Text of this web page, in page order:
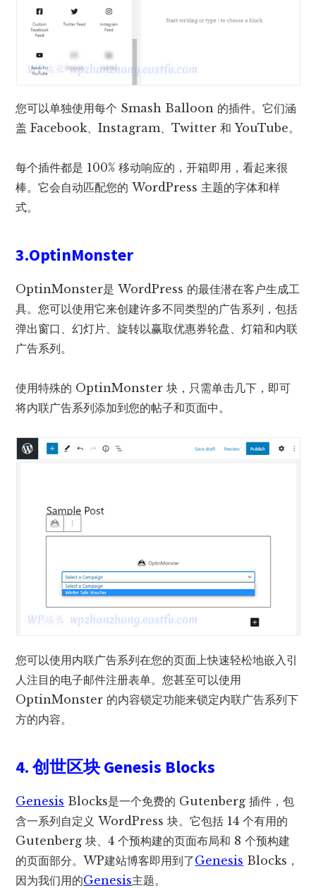
您可以单独使用每个 Smash Balloon 的插件。它们涵
盖 Facebook、Instagram、Twitter 和 YouTube。
每个插件都是 100% 移动响应的，开箱即用，看起来很
棒。它会自动匹配您的 WordPress 主题的字体和样
式。
3.OptinMonster
OptinMonster是 WordPress 的最佳潜在客户生成工
具。您可以使用它来创建许多不同类型的广告系列，包括
弹出窗口、幻灯片、旋转以赢取优惠券轮盘、灯箱和内联
广告系列。
使用特殊的 OptinMonster 块，只需单击几下，即可
将内联广告系列添加到您的帖子和页面中。
您可以使用内联广告系列在您的页​​面上快速轻松地嵌入引
人注目的电子邮件注册表单。您甚至可以使用
OptinMonster 的内容锁定功能来锁定内联广告系列下
方的内容。
4. 创世区块 Genesis Blocks
Genesis Blocks是一个免费的 Gutenberg 插件，包
含一系列自定义 WordPress 块。它包括 14 个有用的
Gutenberg 块、4 个预构建的页面布局和 8 个预构建
的页面部分。WP建站博客即用到了Genesis Blocks，
因为我们用的Genesis主题。